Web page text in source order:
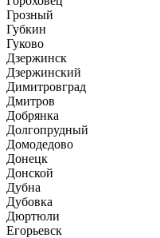
Грозный
Губкин
Гуково
Дзержинск
Дзержинский
Димитровград
Дмитров
Добрянка
Долгопрудный
Домодедово
Донецк
Донской
Дубна
Дубовка
Дюртюли
Егорьевск